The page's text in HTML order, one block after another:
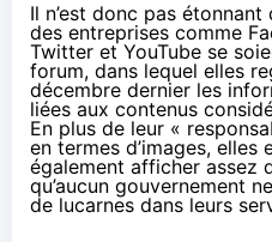
Il n’est donc pas
des entreprises comme
Twitter et YouTube se
forum, dans lequel elles
décembre dernier les
liées aux contenus
En plus de leur «
en termes d’images,
également afficher assez
qu’aucun gouvernement
de lucarnes dans leurs